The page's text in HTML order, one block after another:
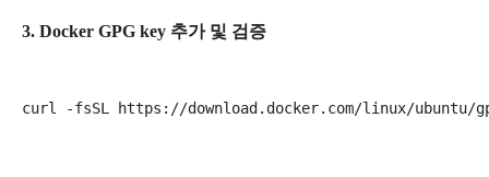
3. Docker GPG key 추가 및 검증